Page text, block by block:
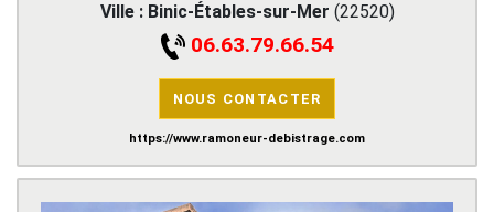
Ville : Binic-Étables-sur-Mer (22520)
06.63.79.66.54
NOUS CONTACTER
https://www.ramoneur-debistrage.com